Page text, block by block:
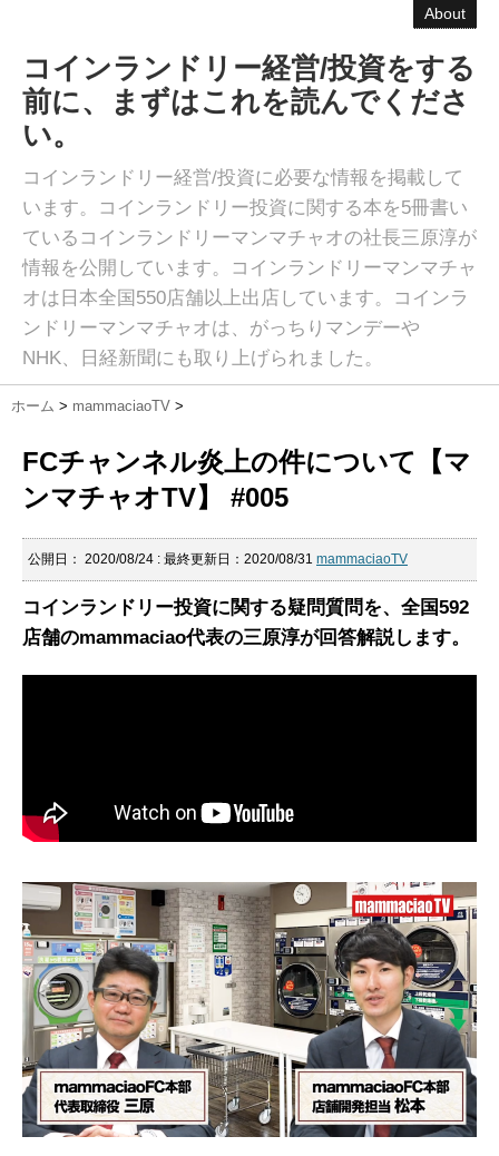
About
コインランドリー経営/投資をする
前に、まずはこれを読んでくださ
い。
コインランドリー経営/投資に必要な情報を掲載して
います。コインランドリー投資に関する本を5冊書い
ているコインランドリーマンマチャオの社長三原淳が
情報を公開しています。コインランドリーマンマチャ
オは日本全国550店舗以上出店しています。コインラ
ンドリーマンマチャオは、がっちりマンデーや
NHK、日経新聞にも取り上げられました。
ホーム > mammaciaoTV >
FCチャンネル炎上の件について【マ
ンマチャオTV】 #005
公開日： 2020/08/24 : 最終更新日：2020/08/31 mammaciaoTV
コインランドリー投資に関する疑問質問を、全国592
店舗のmammaciao代表の三原淳が回答解説します。